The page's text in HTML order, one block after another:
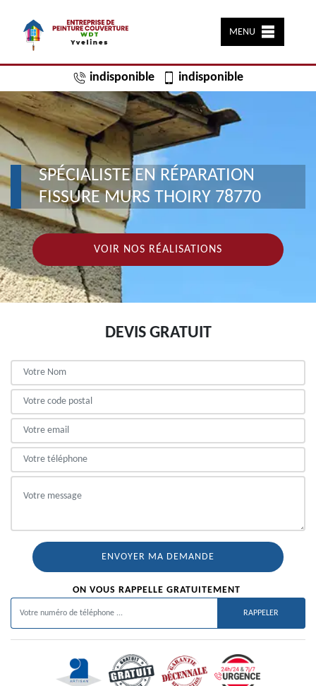
MENU
indisponible indisponible
SPÉCIALISTE EN RÉPARATION
FISSURE MURS THOIRY 78770
VOIR NOS RÉALISATIONS
DEVIS GRATUIT
ON VOUS RAPPELLE GRATUITEMENT